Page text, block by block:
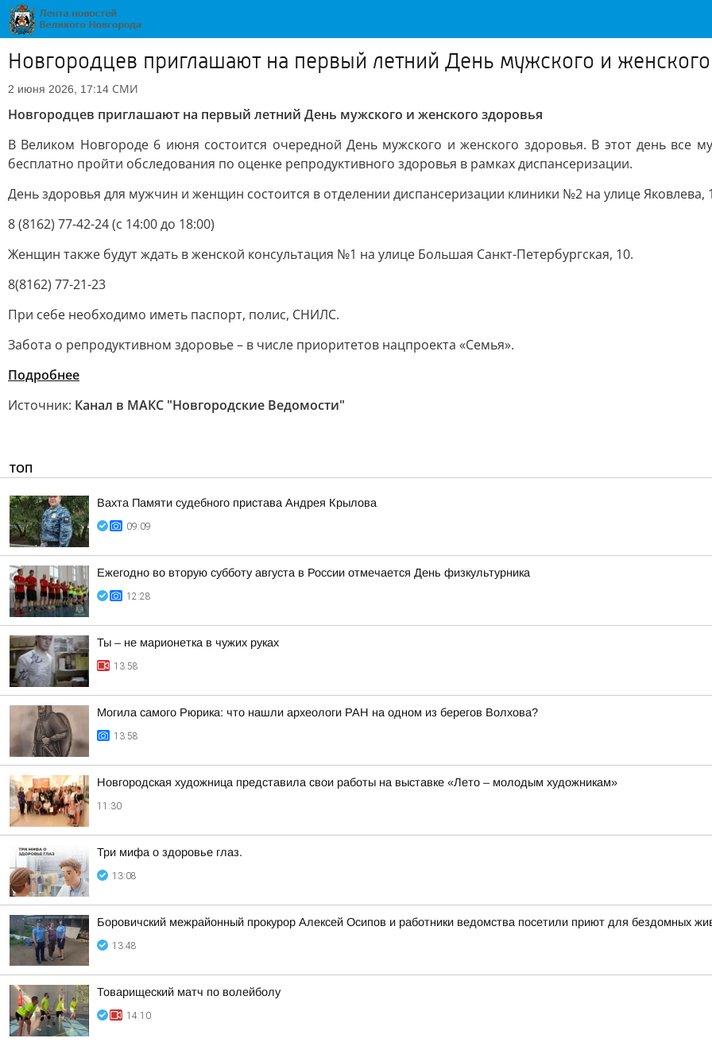
Новгородцев приглашают на первый летний День мужского и
2 июня 2026, 17:14 СМИ
Новгородцев приглашают на первый летний День мужского и женского здоровья
В Великом Новгороде 6 июня состоится очередной День мужского и женского здоровья. В этот день все
бесплатно пройти обследования по оценке репродуктивного здоровья в рамках диспансеризации.
День здоровья для мужчин и женщин состоится в отделении диспансеризации клиники №2 на улице Яковлева,
8 (8162) 77-42-24 (с 14:00 до 18:00)
Женщин также будут ждать в женской консультация №1 на улице Большая Санкт-Петербургская, 10.
8(8162) 77-21-23
При себе необходимо иметь паспорт, полис, СНИЛС.
Забота о репродуктивном здоровье – в числе приоритетов нацпроекта «Семья».
Подробнее
Источник: Канал в МАКС "Новгородские Ведомости"
ТОП
Вахта Памяти судебного пристава Андрея Крылова
09:09
Ежегодно во вторую субботу августа в России отмечается День физкультурника
12:28
Ты – не марионетка в чужих руках
13:58
Могила самого Рюрика: что нашли археологи РАН на одном из берегов Волхова?
13:58
Новгородская художница представила свои работы на выставке «Лето – молодым художникам»
11:30
Три мифа о здоровье глаз.
13:08
Боровичский межрайонный прокурор Алексей Осипов и работники ведомства посетили приют для бездомных
13:48
Товарищеский матч по волейболу
14:10